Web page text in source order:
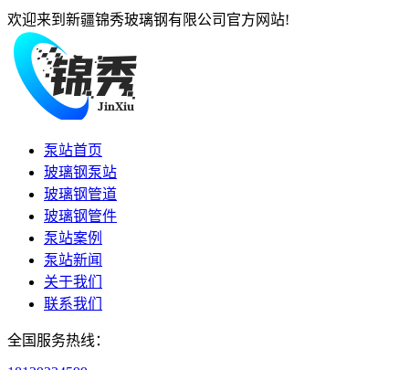
欢迎来到新疆锦秀玻璃钢有限公司官方网站!
泵站首页
玻璃钢泵站
玻璃钢管道
玻璃钢管件
泵站案例
泵站新闻
关于我们
联系我们
全国服务热线：